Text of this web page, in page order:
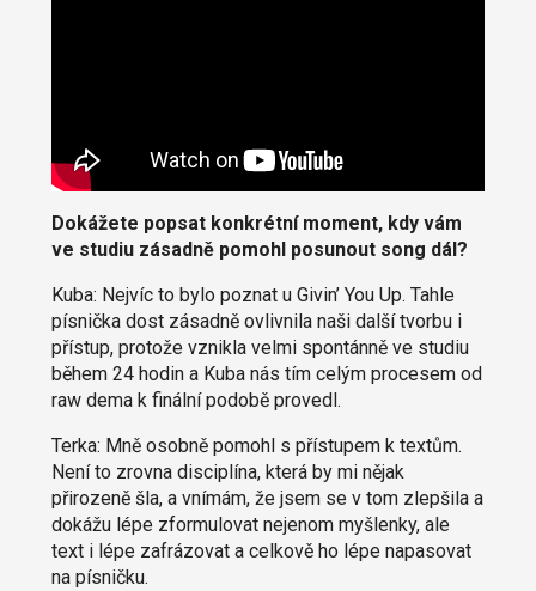
Dokážete popsat konkrétní moment, kdy vám
ve studiu zásadně pomohl posunout song dál?
Kuba: Nejvíc to bylo poznat u Givin’ You Up. Tahle
písnička dost zásadně ovlivnila naši další tvorbu i
přístup, protože vznikla velmi spontánně ve studiu
během 24 hodin a Kuba nás tím celým procesem od
raw dema k finální podobě provedl.
Terka: Mně osobně pomohl s přístupem k textům.
Není to zrovna disciplína, která by mi nějak
přirozeně šla, a vnímám, že jsem se v tom zlepšila a
dokážu lépe zformulovat nejenom myšlenky, ale
text i lépe zafrázovat a celkově ho lépe napasovat
na písničku.